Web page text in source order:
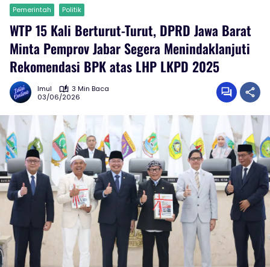
Pemerintah Politik
WTP 15 Kali Berturut-Turut, DPRD Jawa Barat
Minta Pemprov Jabar Segera Menindaklanjuti
Rekomendasi BPK atas LHP LKPD 2025
Imul
3 Min Baca
03/06/2026